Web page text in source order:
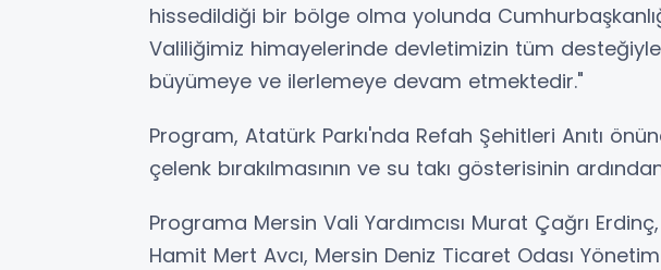
hissedildiği bir bölge olma yolunda
Valiliğimiz himayelerinde devletimizin tüm
büyümeye ve ilerlemeye devam etmektedir."
Program, Atatürk Parkı'nda Refah Şehitleri Anıtı
çelenk bırakılmasının ve su takı gösterisinin
Programa Mersin Vali Yardımcısı Murat Çağrı
Hamit Mert Avcı, Mersin Deniz Ticaret Odası Yönetim